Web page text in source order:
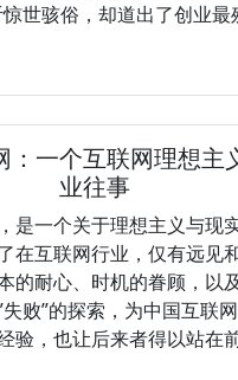
世骇俗，却道出了创业最
：一个互联网理想主
业往事
是一个关于理想主义与现
在互联网行业，仅有远见
的耐心、时机的眷顾，以
败”的探索，为中国互联
验，也让后来者得以站在